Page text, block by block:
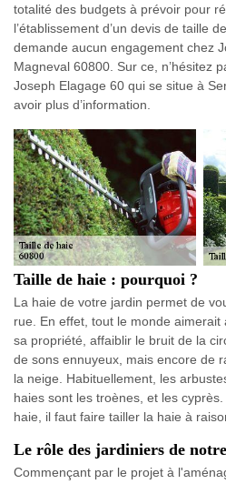
totalité des budgets à prévoir pour
l’établissement d’un devis de taille
demande aucun engagement chez
Magneval 60800. Sur ce, n’hésitez
Joseph Elagage 60 qui se situe à
avoir plus d’information.
Taille de haie : pourquoi ?
La haie de votre jardin permet de
rue. En effet, tout le monde aimerait
sa propriété, affaiblir le bruit de la
de sons ennuyeux, mais encore de
la neige. Habituellement, les
haies sont les troènes, et les
haie, il faut faire tailler la haie à
Le rôle des jardiniers de
Commençant par le projet à